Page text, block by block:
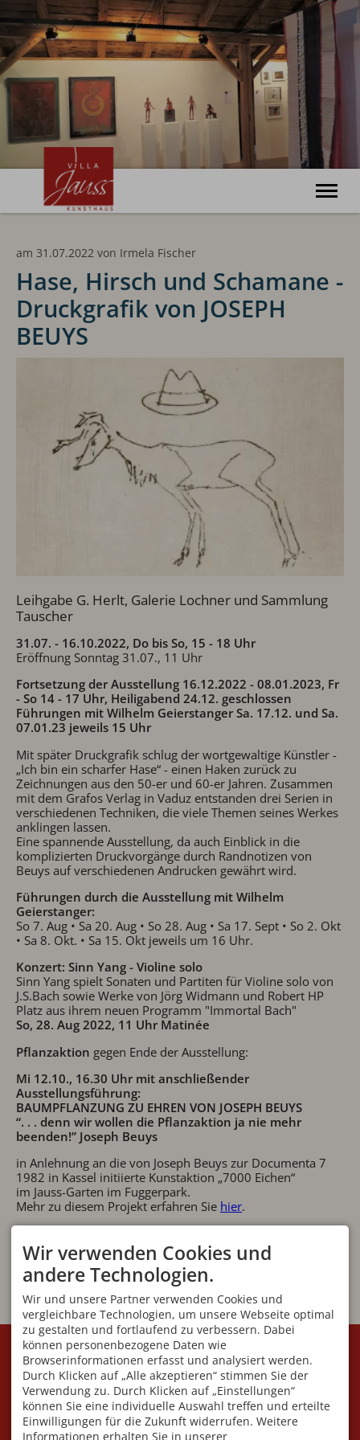
Ausstellungen
Veranstaltungen
Kunsthaus
Haus Bonatz
Archiv
am 31.07.2022 von Irmela Fischer
Hase, Hirsch und Schamane -
Druckgrafik von JOSEPH
BEUYS
Leihgabe G. Herlt, Galerie Lochner und Sammlung
Tauscher
31.07. - 16.10.2022, Do bis So, 15 - 18 Uhr
Eröffnung Sonntag 31.07., 11 Uhr
Fortsetzung der Ausstellung 16.12.2022 - 08.01.2023, Fr
- So 14 - 17 Uhr, Heiligabend 24.12. geschlossen
Führungen mit Wilhelm Geierstanger Sa. 17.12. und Sa.
07.01.23 jeweils 15 Uhr
Mit später Druckgrafik schlug der wortgewaltige Künstler -
„Ich bin ein scharfer Hase“ - einen Haken zurück zu
Zeichnungen aus den 50-er und 60-er Jahren. Zusammen
mit dem Grafos Verlag in Vaduz entstanden drei Serien in
verschiedenen Techniken, die viele Themen seines Werkes
anklingen lassen.
Eine spannende Ausstellung, da auch Einblick in die
komplizierten Druckvorgänge durch Randnotizen von
Beuys auf verschiedenen Andrucken gewährt wird.
Führungen durch die Ausstellung mit Wilhelm
Geierstanger:
So 7. Aug • Sa 20. Aug • So 28. Aug • Sa 17. Sept • So 2. Okt
• Sa 8. Okt. • Sa 15. Okt jeweils um 16 Uhr.
Konzert: Sinn Yang - Violine solo
Sinn Yang spielt Sonaten und Partiten für Violine solo von
J.S.Bach sowie Werke von Jörg Widmann und Robert HP
Platz aus ihrem neuen Programm "Immortal Bach"
So, 28. Aug 2022, 11 Uhr Matinée
Pflanzaktion gegen Ende der Ausstellung:
Mi 12.10., 16.30 Uhr mit anschließender
Ausstellungsführung:
BAUMPFLANZUNG ZU EHREN VON JOSEPH BEUYS
“. . . denn wir wollen die Pflanzaktion ja nie mehr
beenden!” Joseph Beuys
in Anlehnung an die von Joseph Beuys zur Documenta 7
1982 in Kassel initiierte Kunstaktion „7000 Eichen“
im Jauss-Garten im Fuggerpark.
Mehr zu diesem Projekt erfahren Sie hier.
KONTAKT
Initiative Villa Jauss e.V
Fuggerstraße 7
87561 Oberstdorf
DEUTSCHLAND
Mobil+49 176 591 549 95
info@villa-jauss.de
VEREIN
Geschäftsstelle:
Angelika Blüml
Am Dummelsmoos 41
87561 Oberstdorf
Wir sind telefonisch nur
während der Öffnungszeiten
erreichbar!!
Wir verwenden Cookies und
andere Technologien.
Wir und unsere Partner verwenden Cookies und
vergleichbare Technologien, um unsere Webseite optimal
zu gestalten und fortlaufend zu verbessern. Dabei
können personenbezogene Daten wie
Browserinformationen erfasst und analysiert werden.
Durch Klicken auf „Alle akzeptieren“ stimmen Sie der
Verwendung zu. Durch Klicken auf „Einstellungen“
können Sie eine individuelle Auswahl treffen und erteilte
Einwilligungen für die Zukunft widerrufen. Weitere
Informationen erhalten Sie in unserer